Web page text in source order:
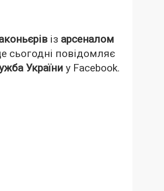
із арсеналом
сьогодні повідомляє
України у Facebook.